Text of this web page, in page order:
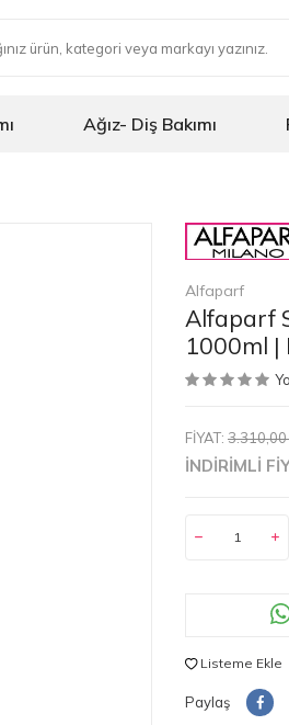
Ağız- Diş Bakımı
Alfaparf
Alfaparf
1000ml |
FİYAT: 3.310,00
İNDİRİMLİ
Listeme Ekle
Paylaş